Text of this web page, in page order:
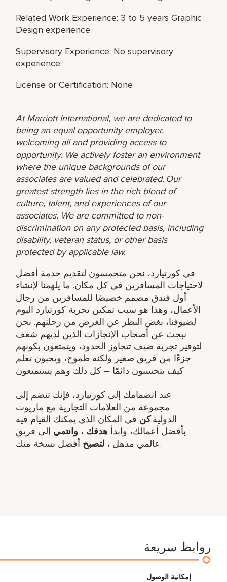
Related Work Experience: 3 to 5 years Graphic
Design experience.
Supervisory Experience: No supervisory
experience.
License or Certification: None
At Marriott International, we are dedicated to
being an equal opportunity employer,
welcoming all and providing access to
opportunity. We actively foster an environment
where the unique backgrounds of our
associates are valued and celebrated. Our
greatest strength lies in the rich blend of
culture, talent, and experiences of our
associates. We are committed to non-
discrimination on any protected basis, including
disability, veteran status, or other basis
protected by applicable law.
في كورتيارد، نحن متحمسون لتقديم خدمة أفضل
لاحتياجات المسافرين في كل مكان. ما يلهمنا لإنشاء
أول فندق مصمم خصيصًا للمسافرين من رجال
الأعمال، وهذا هو سبب تمكين تجربة كورتيارد اليوم
لضيوفنا، بغض النظر عن الغرض من رحلتهم. نحن
نبحث عن أصحاب الإنجازات الذين لديهم شغف
لتوفير تجربة ضيف تتجاوز الحدود، ويتمتعون بكونهم
جزءًا من فريق صغير ولكنه طموح، ويحبون تعلم
كيف يتحسنون دائمًا – كل ذلك وهم يستمتعون
عند انضمامك إلى كورتيارد، فإنك تنضم إلى
مجموعة من العلامات التجارية مع ماريوت
الدولية.كن في المكان الذي يمكنك القيام فيه
بأفضل أعمالك، وابدأ هدفك ​، وانتمي إلى فريق
عالمي مذهل ​، لتصبح أفضل نسخة منك.
روابط سريعة
إمكانية الوصول